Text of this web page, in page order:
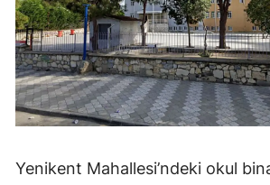
Yenikent Mahallesi’ndeki okul